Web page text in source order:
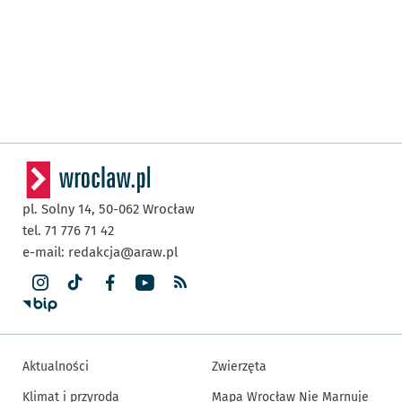
pl. Solny 14, 50-062 Wrocław
tel. 71 776 71 42
e-mail: redakcja@araw.pl
Aktualności
Klimat i przyroda
Zwierzęta
Mapa Wrocław Nie Marnuje